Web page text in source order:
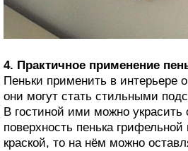
4. Практичное применение
Пеньки применить в интерьере
они могут стать стильными
В гостиной ими можно украсить
поверхность пенька
краской, то на нём можно